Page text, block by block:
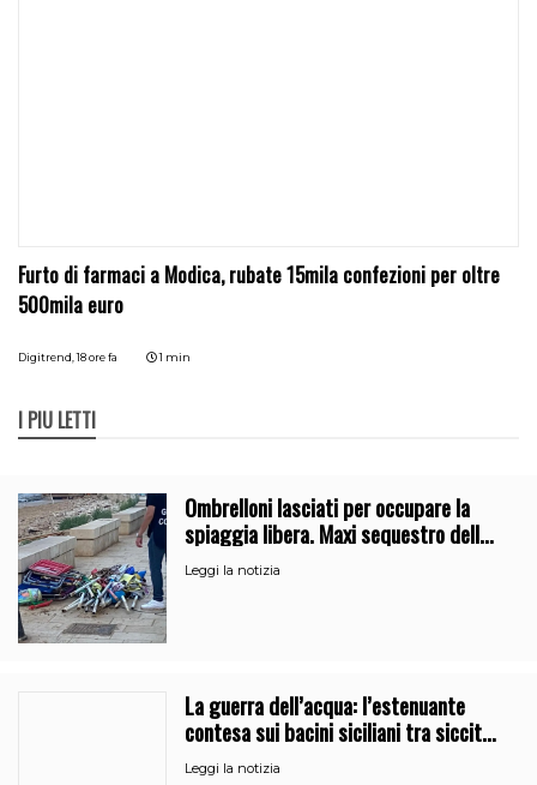
Furto di farmaci a Modica, rubate 15mila confezioni per oltre
500mila euro
Digitrend,18 ore fa 1 min
I PIÙ LETTI
Ombrelloni lasciati per occupare la
spiaggia libera. Maxi sequestro della
Guardia Costiera
Leggi la notizia
La guerra dell’acqua: l’estenuante
contesa sui bacini siciliani tra siccità
e burocrazia
Leggi la notizia